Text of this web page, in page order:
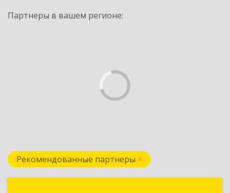
Партнеры в вашем регионе:
Рекомендованные партнеры